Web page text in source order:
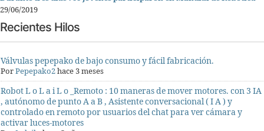
29/06/2019
Recientes Hilos
Válvulas pepepako de bajo consumo y fácil fabricación.
PorPepepako2hace 3 meses
Robot L o L a i L o _Remoto : 10 maneras de mover motores. con 3 IA
, autónomo de punto A a B , Asistente conversacional ( I A ) y
controlado en remoto por usuarios del chat para ver cámara y
activar luces-motores